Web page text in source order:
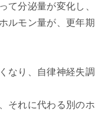
て分泌量が変化し、
ルモン量が、更年期
なり、自律神経失調
それに代わる別のホ